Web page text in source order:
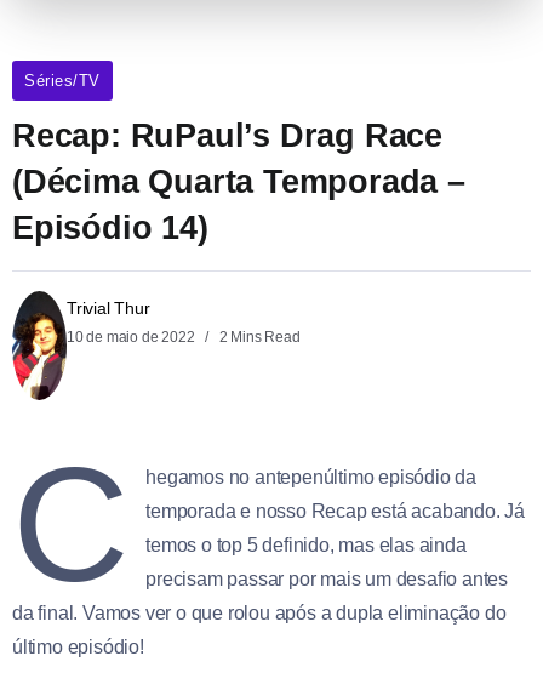
Séries/TV
Recap: RuPaul’s Drag Race
(Décima Quarta Temporada –
Episódio 14)
Trivial Thur
10 de maio de 2022 2 Mins Read
C
hegamos no antepenúltimo episódio da
temporada e nosso Recap está acabando. Já
temos o top 5 definido, mas elas ainda
precisam passar por mais um desafio antes
da final. Vamos ver o que rolou após a dupla eliminação do
último episódio!